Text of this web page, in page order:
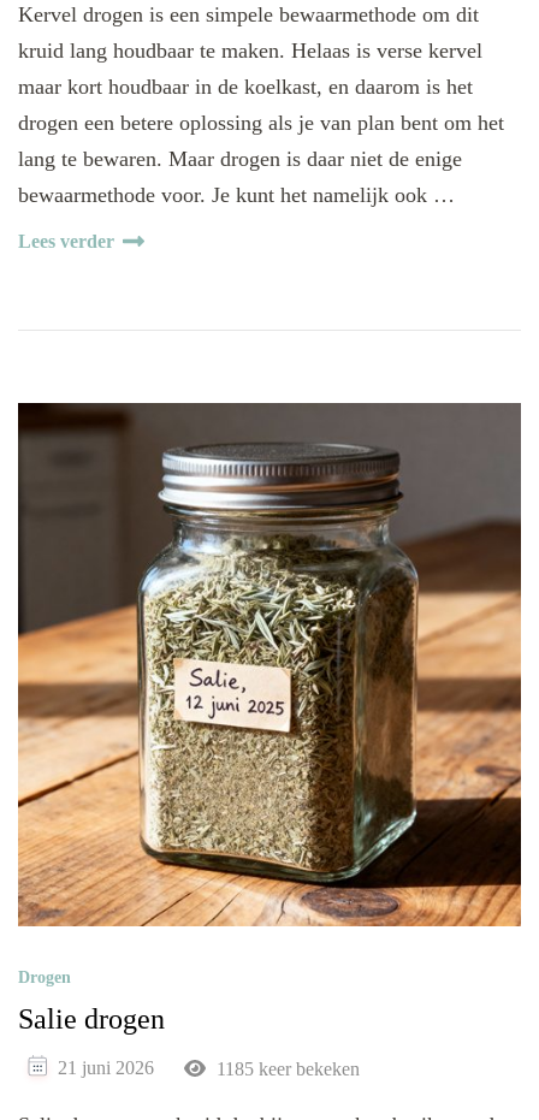
Kervel drogen is een simpele bewaarmethode om dit
kruid lang houdbaar te maken. Helaas is verse kervel
maar kort houdbaar in de koelkast, en daarom is het
drogen een betere oplossing als je van plan bent om het
lang te bewaren. Maar drogen is daar niet de enige
bewaarmethode voor. Je kunt het namelijk ook …
Lees verder
Drogen
Salie drogen
21 juni 2026 1185 keer bekeken